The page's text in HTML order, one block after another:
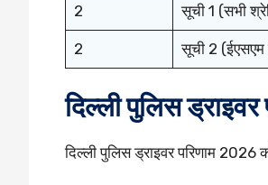
2 सूची 1 (सभी
2 सूची 2 (ईएसएम
दिल्ली पुलिस
दिल्ली पुलिस ड्राइवर परिणाम